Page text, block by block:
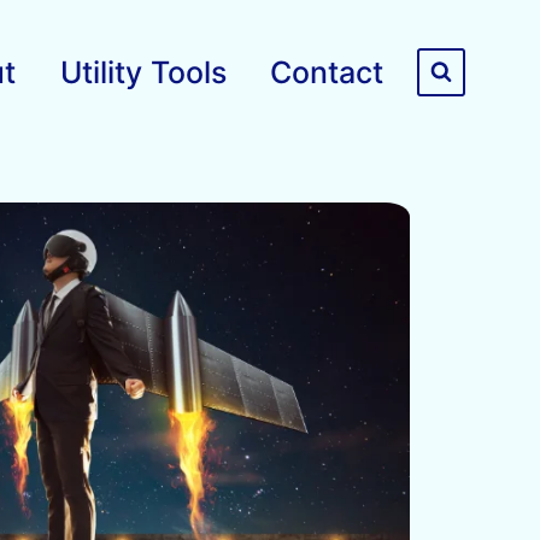
Utility Tools Contact